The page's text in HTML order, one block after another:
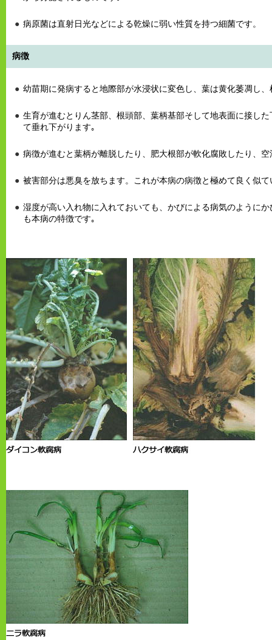
病原菌は直射日光などによる乾燥に弱い性質を持つ細菌です。
病徴
幼苗期に発病すると地際部が水浸状に変色し、葉は黄化萎凋し、
生育が進むとりん茎部、根頭部、葉柄基部そして地表面に接し
て垂れ下がります｡
病徴が進むと葉柄が離脱したり、肥大根部が軟化腐敗したり、
被害部分は悪臭を放ちます。これが本病の病徴と極めて良く似
湿度が高い入れ物に入れておいても、かびによる病気のように
も本病の特徴です｡